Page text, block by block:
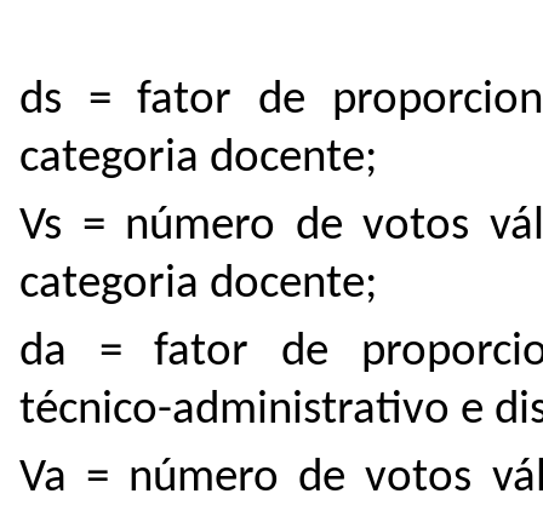
ds = fator de
categoria docente;
Vs = número de votos
categoria docente;
da = fator de
técnico-administrativo e
Va = número de votos